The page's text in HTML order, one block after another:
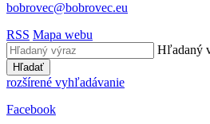
bobrovec@bobrovec.eu
RSS Mapa webu
Hľadaný
Hľadať
rozšírené vyhľadávanie
Facebook